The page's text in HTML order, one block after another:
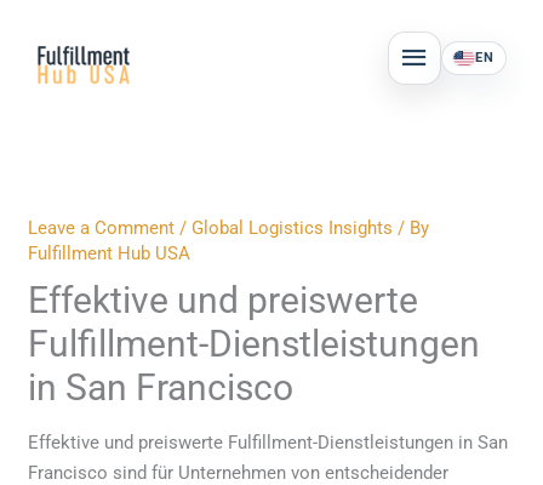
content
MAIN
MENU
EN
Leave a Comment / Global Logistics Insights / By
Fulfillment Hub USA
Effektive und preiswerte
Fulfillment-Dienstleistungen
in San Francisco
Effektive und preiswerte Fulfillment-Dienstleistungen in San
Francisco sind für Unternehmen von entscheidender